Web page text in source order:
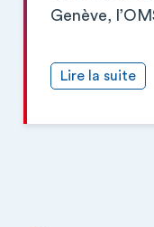
Genève,
Lire la suite